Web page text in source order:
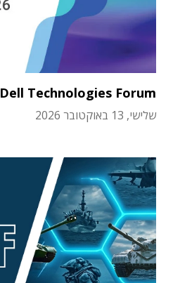
Dell Technologies Forum
שלישי, 13 באוקטובר 2026